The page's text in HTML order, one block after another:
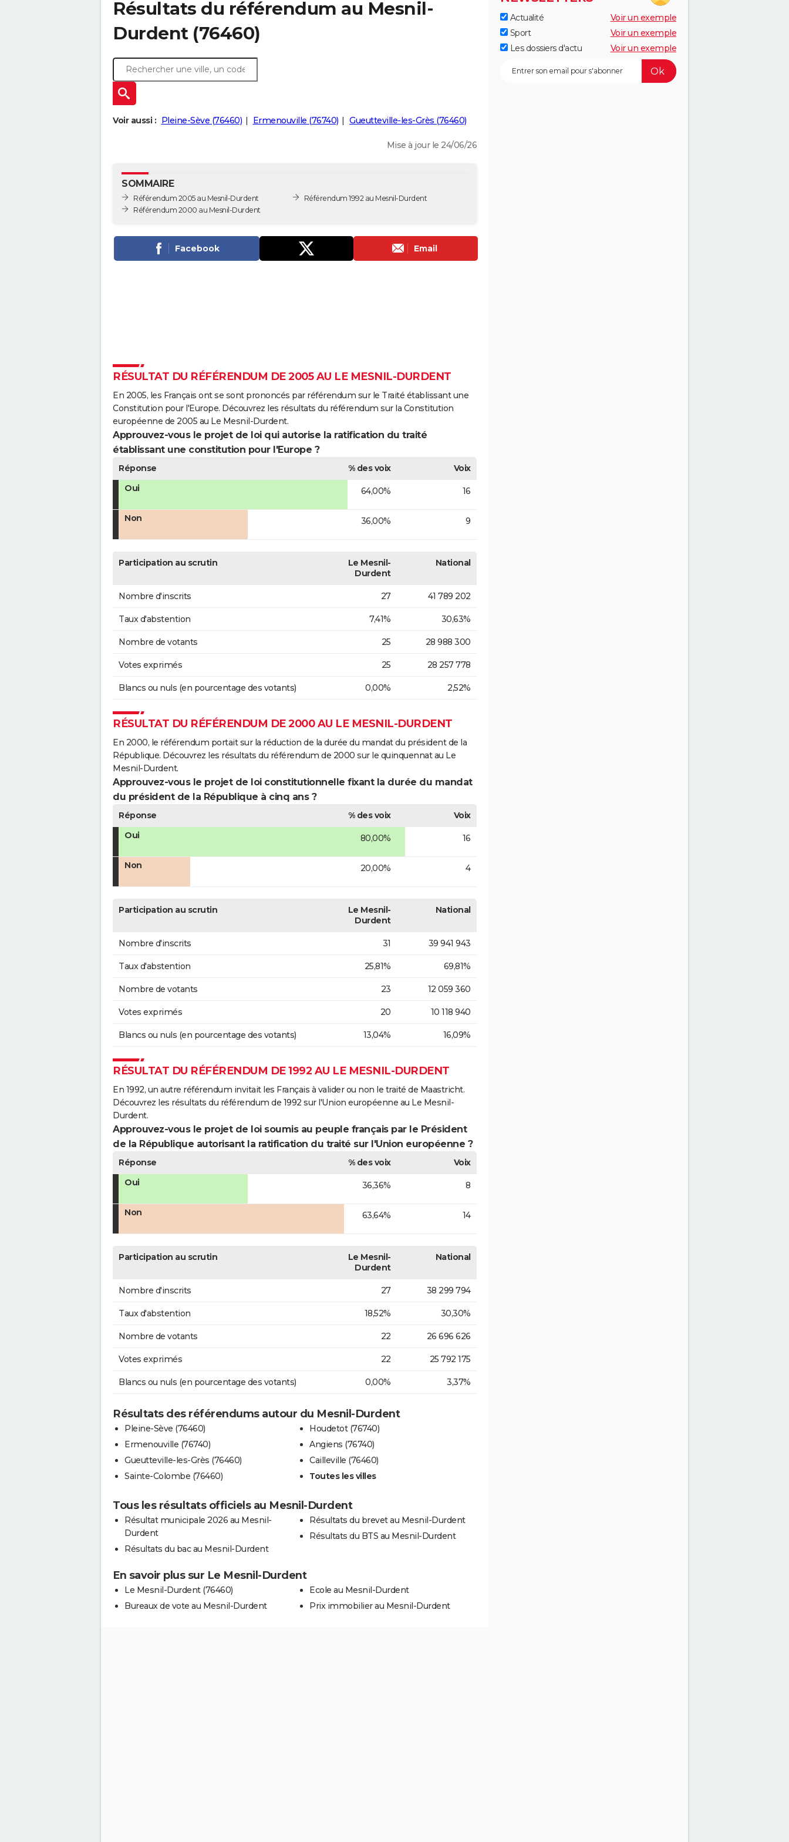
Résultats du référendum au Mesnil-
Durdent (76460)
Voir aussi : Pleine-Sève (76460) Ermenouville (76740) Gueutteville-les-Grès (76460)
Mise à jour le 24/06/26
SOMMAIRE
Référendum 2005 au Mesnil-Durdent
Référendum 2000 au Mesnil-Durdent
Référendum 1992 au Mesnil-Durdent
Facebook Email
RÉSULTAT DU RÉFÉRENDUM DE 2005 AU LE MESNIL-DURDENT
En 2005, les Français ont se sont prononcés par référendum sur le Traité établissant une
Constitution pour l'Europe. Découvrez les résultats du référendum sur la Constitution
européenne de 2005 au Le Mesnil-Durdent.
Approuvez-vous le projet de loi qui autorise la ratification du traité
établissant une constitution pour l'Europe ?
Réponse % des voix
Voix
Oui
64,00% 16
Non 36,00% 9
Participation au scrutin
Le Mesnil-
Durdent
National
Nombre d'inscrits 27 41 789 202
Taux d'abstention 7,41% 30,63%
Nombre de votants 25 28 988 300
Votes exprimés 25 28 257 778
Blancs ou nuls (en pourcentage des votants) 0,00% 2,52%
RÉSULTAT DU RÉFÉRENDUM DE 2000 AU LE MESNIL-DURDENT
En 2000, le référendum portait sur la réduction de la durée du mandat du président de la
République. Découvrez les résultats du référendum de 2000 sur le quinquennat au Le
Mesnil-Durdent.
Approuvez-vous le projet de loi constitutionnelle fixant la durée du mandat
du président de la République à cinq ans ?
Réponse % des voix
Voix
Oui
80,00% 16
Non 20,00% 4
Participation au scrutin
Le Mesnil-
Durdent
National
Nombre d'inscrits 31 39 941 943
Taux d'abstention 25,81% 69,81%
Nombre de votants 23 12 059 360
Votes exprimés 20 10 118 940
Blancs ou nuls (en pourcentage des votants) 13,04% 16,09%
RÉSULTAT DU RÉFÉRENDUM DE 1992 AU LE MESNIL-DURDENT
En 1992, un autre référendum invitait les Français à valider ou non le traité de Maastricht.
Découvrez les résultats du référendum de 1992 sur l'Union européenne au Le Mesnil-
Durdent.
Approuvez-vous le projet de loi soumis au peuple français par le Président
de la République autorisant la ratification du traité sur l'Union européenne ?
Réponse % des voix
Voix
Oui
36,36% 8
Non 63,64% 14
Participation au scrutin
Le Mesnil-
Durdent
National
Nombre d'inscrits 27 38 299 794
Taux d'abstention 18,52% 30,30%
Nombre de votants 22 26 696 626
Votes exprimés 22 25 792 175
Blancs ou nuls (en pourcentage des votants) 0,00% 3,37%
Résultats des référendums autour du Mesnil-Durdent
Pleine-Sève (76460)
Ermenouville (76740)
Gueutteville-les-Grès (76460)
Sainte-Colombe (76460)
Houdetot (76740)
Angiens (76740)
Cailleville (76460)
Toutes les villes
Tous les résultats officiels au Mesnil-Durdent
Résultat municipale 2026 au Mesnil-
Durdent
Résultats du bac au Mesnil-Durdent
Résultats du brevet au Mesnil-Durdent
Résultats du BTS au Mesnil-Durdent
En savoir plus sur Le Mesnil-Durdent
Le Mesnil-Durdent (76460)
Bureaux de vote au Mesnil-Durdent
Ecole au Mesnil-Durdent
Prix immobilier au Mesnil-Durdent
Actualité
Voir un exemple
Sport
Voir un exemple
Les dossiers d'actu
Voir un exemple